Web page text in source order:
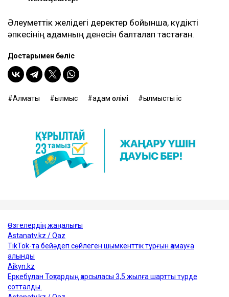
Әлеуметтік желідегі деректер бойынша, күдікті
әпкесінің адамның денесін балталап тастаған.
Достарыңмен бөліс
Алматы қылмыс адам өлімі қылмыстық іс